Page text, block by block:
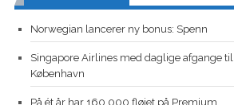
Norwegian lancerer ny bonus: Spenn
Singapore Airlines med daglige afgange til
København
På ét år har 160.000 fløjet på Premium